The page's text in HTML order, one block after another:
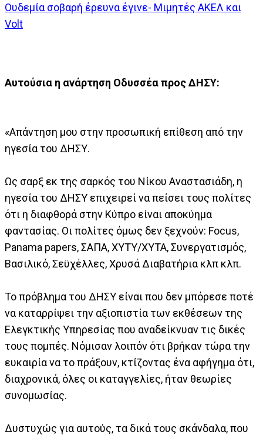
Ουδεμία σοβαρή έρευνα έγινε- Μιμητές ΑΚΕΛ και
Volt
Αυτούσια η ανάρτηση Οδυσσέα προς ΔΗΣΥ:
«Απάντηση μου στην προσωπική επίθεση από την
ηγεσία του ΔΗΣΥ.
Ως σαρξ εκ της σαρκός του Νίκου Αναστασιάδη, η
ηγεσία του ΔΗΣΥ επιχειρεί να πείσει τους πολίτες
ότι η διαφθορά στην Κύπρο είναι αποκύημα
φαντασίας. Οι πολίτες όμως δεν ξεχνούν: Focus,
Panama papers, ΣΑΠΑ, ΧΥΤΥ/ΧΥΤΑ, Συνεργατισμός,
Βασιλικό, Σεϋχέλλες, Χρυσά Διαβατήρια κλπ κλπ.
Το πρόβλημα του ΔΗΣΥ είναι που δεν μπόρεσε ποτέ
να καταρρίψει την αξιοπιστία των εκθέσεων της
Ελεγκτικής Υπηρεσίας που αναδείκνυαν τις δικές
τους πομπές. Νόμισαν λοιπόν ότι βρήκαν τώρα την
ευκαιρία να το πράξουν, κτίζοντας ένα αφήγημα ότι,
διαχρονικά, όλες οι καταγγελίες, ήταν θεωρίες
συνομωσίας.
Δυστυχώς για αυτούς, τα δικά τους σκάνδαλα, που